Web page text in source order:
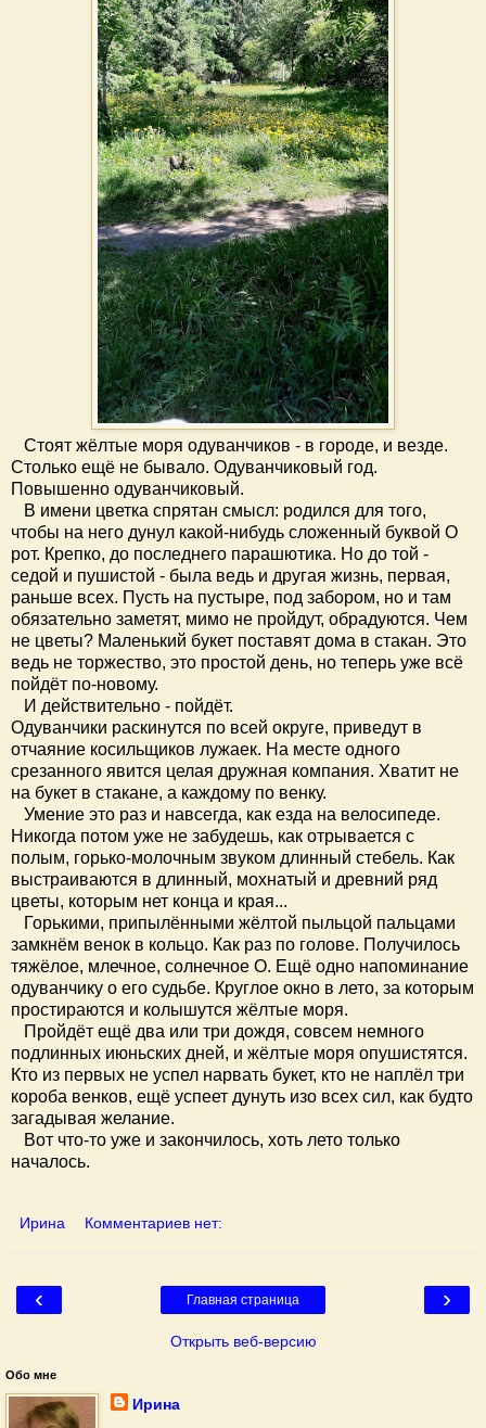
Стоят жёлтые моря одуванчиков - в городе, и везде.
Столько ещё не бывало. Одуванчиковый год.
Повышенно одуванчиковый.
В имени цветка спрятан смысл: родился для того,
чтобы на него дунул какой-нибудь сложенный буквой О
рот. Крепко, до последнего парашютика. Но до той -
седой и пушистой - была ведь и другая жизнь, первая,
раньше всех. Пусть на пустыре, под забором, но и там
обязательно заметят, мимо не пройдут, обрадуются. Чем
не цветы? Маленький букет поставят дома в стакан. Это
ведь не торжество, это простой день, но теперь уже всё
пойдёт по-новому.
И действительно - пойдёт.
Одуванчики раскинутся по всей округе, приведут в
отчаяние косильщиков лужаек. На месте одного
срезанного явится целая дружная компания. Хватит не
на букет в стакане, а каждому по венку.
Умение это раз и навсегда, как езда на велосипеде.
Никогда потом уже не забудешь, как отрывается с
полым, горько-молочным звуком длинный стебель. Как
выстраиваются в длинный, мохнатый и древний ряд
цветы, которым нет конца и края...
Горькими, припылёнными жёлтой пыльцой пальцами
замкнём венок в кольцо. Как раз по голове. Получилось
тяжёлое, млечное, солнечное О. Ещё одно напоминание
одуванчику о его судьбе. Круглое окно в лето, за которым
простираются и колышутся жёлтые моря.
Пройдёт ещё два или три дождя, совсем немного
подлинных июньских дней, и жёлтые моря опушистятся.
Кто из первых не успел нарвать букет, кто не наплёл три
короба венков, ещё успеет дунуть изо всех сил, как будто
загадывая желание.
Вот что-то уже и закончилось, хоть лето только
началось.
Ирина Комментариев нет:
‹ ›
Главная страница
Открыть веб-версию
Обо мне
Ирина